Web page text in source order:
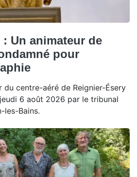
: Un animateur de
pour
du centre-aéré de Reignier-Ésery
6 août 2026 par le tribunal
les-Bains.